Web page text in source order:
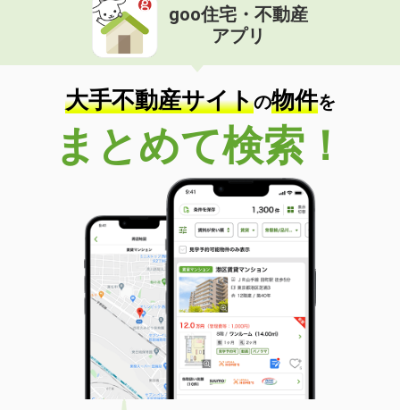
価 格
住 所
高知県高知市朝倉丙
専有面積 37.5m²
間取り
1LDK
高知県高知市南川添
価 格
6.30万円
高知県高知市南川添
43.5m²
間取り
1LDK
高知県高知市朝倉丙
価 格
5.80万円
住 所
高知県高知市朝倉丙
専有面積 37.5m²
間取り
1LDK
高知県高知市北久保
goo住宅・不動産
アプリ
大手不動産サイトの物件を
まとめて検索！